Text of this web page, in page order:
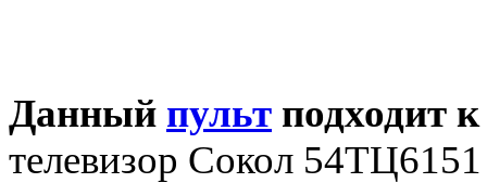
Данный пульт подходит
телевизор Сокол 54ТЦ6151